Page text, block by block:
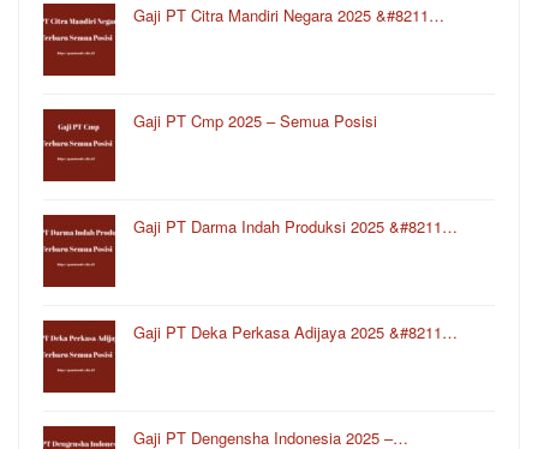
Gaji PT Citra Mandiri Negara 2025 &#8211…
Gaji PT Cmp 2025 – Semua Posisi
Gaji PT Darma Indah Produksi 2025 &#8211…
Gaji PT Deka Perkasa Adijaya 2025 &#8211…
Gaji PT Dengensha Indonesia 2025 –…